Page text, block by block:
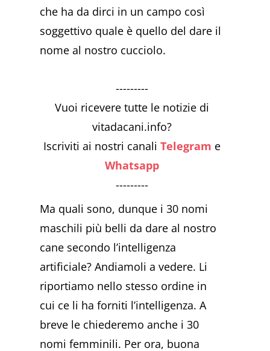
che ha da dirci in un campo così
soggettivo quale è quello del dare il
nome al nostro cucciolo.
---------
Vuoi ricevere tutte le notizie di
vitadacani.info?
Iscriviti ai nostri canaliTelegram e
Whatsapp
---------
Ma quali sono, dunque i 30 nomi
maschili più belli da dare al nostro
cane secondo l’intelligenza
artificiale? Andiamoli a vedere. Li
riportiamo nello stesso ordine in
cui ce li ha forniti l’intelligenza. A
breve le chiederemo anche i 30
nomi femminili. Per ora, buona